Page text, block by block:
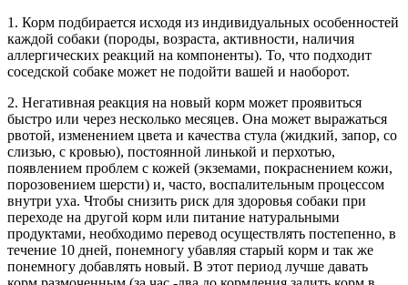
1. Корм подбирается исходя из индивидуальных особенностей
каждой собаки (породы, возраста, активности, наличия
аллергических реакций на компоненты). То, что подходит
соседской собаке может не подойти вашей и наоборот.
2. Негативная реакция на новый корм может проявиться
быстро или через несколько месяцев. Она может выражаться
рвотой, изменением цвета и качества стула (жидкий, запор, со
слизью, с кровью), постоянной линькой и перхотью,
появлением проблем с кожей (экземами, покраснением кожи,
порозовением шерсти) и, часто, воспалительным процессом
внутри уха. Чтобы снизить риск для здоровья собаки при
переходе на другой корм или питание натуральными
продуктами, необходимо перевод осуществлять постепенно, в
течение 10 дней, понемногу убавляя старый корм и так же
понемногу добавлять новый. В этот период лучше давать